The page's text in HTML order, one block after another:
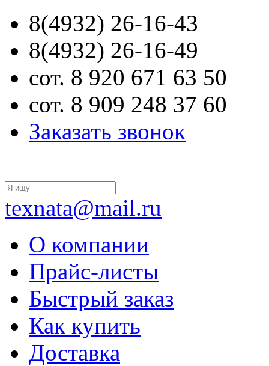
8(4932) 26-16-43
8(4932) 26-16-49
сот. 8 920 671 63 50
сот. 8 909 248 37 60
Заказать звонок
texnata@mail.ru
О компании
Прайс-листы
Быстрый заказ
Как купить
Доставка